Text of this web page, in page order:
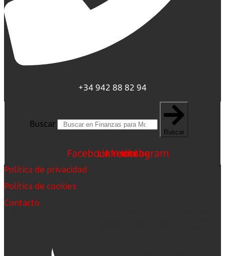
+34 942 88 82 94
Buscar
Buscar
FacebookLinkedin
Youtube
Instagram
Política de privacidad
Política de cookies
Contacto